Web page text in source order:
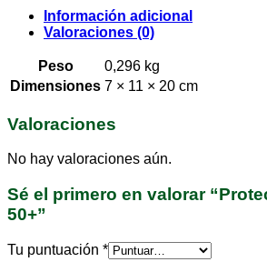
Información adicional
Valoraciones (0)
Peso
0,296 kg
Dimensiones 7 × 11 × 20 cm
Valoraciones
No hay valoraciones aún.
Sé el primero en valorar
50+”
Tu puntuación *